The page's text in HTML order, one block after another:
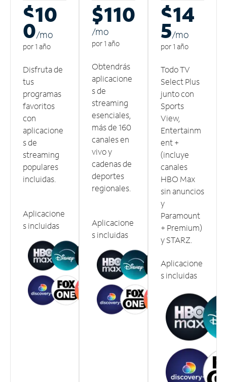
$10
0/mo
por 1 año
Disfruta de
tus
programas
favoritos
con
aplicacione
s de
streaming
populares
incluidas.
Aplicacione
s incluidas
$110
/mo
por 1 año
Obtendrás
aplicacione
s de
streaming
esenciales,
más de 160
canales en
vivo y
cadenas de
deportes
regionales.
Aplicacione
s incluidas
$14
5/mo
por 1 año
Todo TV
Select Plus
junto con
Sports
View,
Entertainm
ent +
(incluye
canales
HBO Max
sin anuncios
y
Paramount
+ Premium)
y STARZ.
Aplicacione
s incluidas